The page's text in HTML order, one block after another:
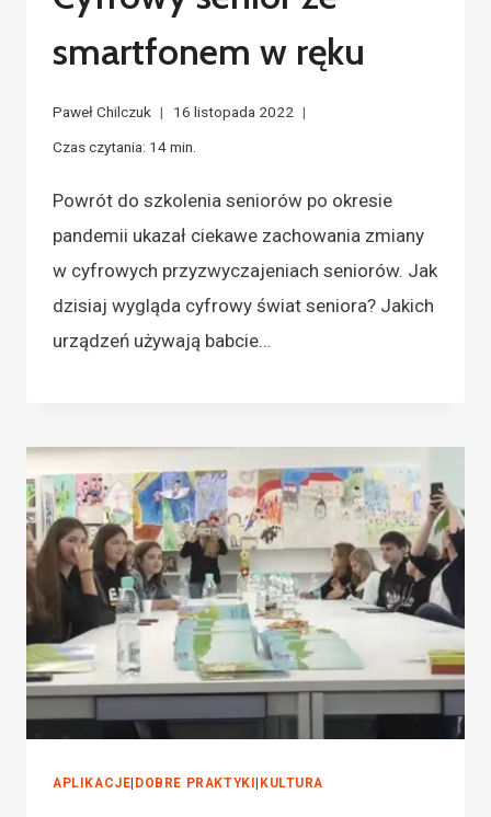
smartfonem w ręku
Paweł Chilczuk
16 listopada 2022
Czas czytania: 14min.
Powrót do szkolenia seniorów po okresie
pandemii ukazał ciekawe zachowania zmiany
w cyfrowych przyzwyczajeniach seniorów. Jak
dzisiaj wygląda cyfrowy świat seniora? Jakich
urządzeń używają babcie…
APLIKACJE DOBRE PRAKTYKI KULTURA